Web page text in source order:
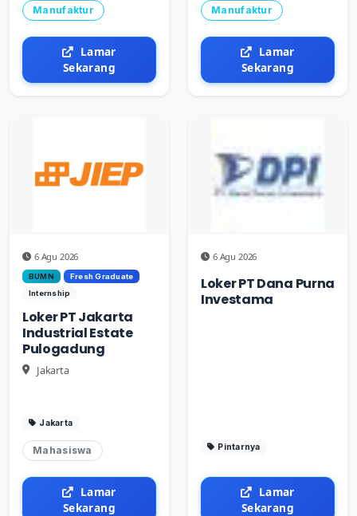
Manufaktur
Lamar
Sekarang
Manufaktur
Lamar
Sekarang
6 Agu 2026
BUMN
Fresh Graduate
Internship
Loker PT Jakarta
Industrial Estate
Pulogadung
Jakarta
Jakarta
Mahasiswa
Lamar
Sekarang
6 Agu 2026
Loker PT Dana Purna
Investama
Pintarnya
Lamar
Sekarang